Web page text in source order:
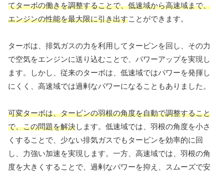
てターボの働きを調整することで、低速域から高速域まで、
エンジンの性能を最大限に引き出すことができます。
ターボは、排気ガスの力を利用してタービンを回し、その力
で空気をエンジンに送り込むことで、パワーアップを実現し
ます。しかし、従来のターボは、低速域ではパワーを発揮し
にくく、高速域では過剰なパワーになることもありました。
可変ターボは、タービンの羽根の角度を自動で調整すること
で、この問題を解決します。低速域では、羽根の角度を小さ
くすることで、少ない排気ガスでもタービンを効率的に回
し、力強い加速を実現します。一方、高速域では、羽根の角
度を大きくすることで、過剰なパワーを抑え、スムーズで安